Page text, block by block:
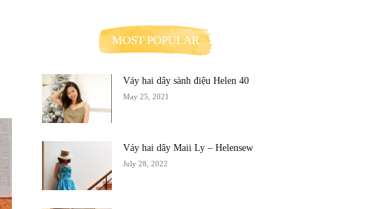
MOST POPULAR
Váy hai dây sành điệu Helen 40
May 25, 2021
Váy hai dây Maii Ly – Helensew
July 28, 2022